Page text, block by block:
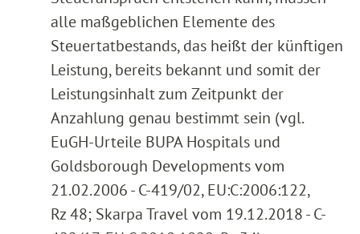
alle maßgeblichen Elemente des
Steuertatbestands, das heißt der künftigen
Leistung, bereits bekannt und somit der
Leistungsinhalt zum Zeitpunkt der
Anzahlung genau bestimmt sein (vgl.
EuGH-Urteile BUPA Hospitals und
Goldsborough Developments vom
21.02.2006 - C-419/02, EU:C:2006:122,
Rz 48; Skarpa Travel vom 19.12.2018 - C-